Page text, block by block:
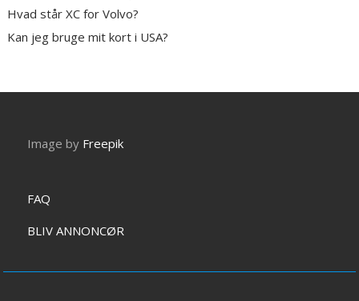
Hvad står XC for Volvo?
Kan jeg bruge mit kort i USA?
Image by Freepik
FAQ
BLIV ANNONCØR